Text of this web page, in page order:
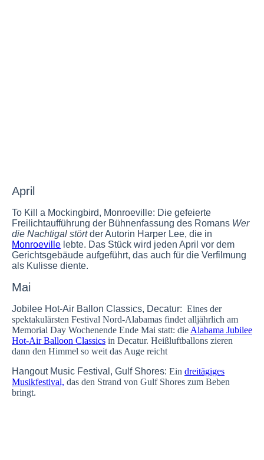
April
To Kill a Mockingbird, Monroeville: Die gefeierte
Freilichtaufführung der Bühnenfassung des Romans Wer
die Nachtigal störtder Autorin Harper Lee, die in
Monroeville lebte. Das Stück wird jeden April vor dem
Gerichtsgebäude aufgeführt, das auch für die Verfilmung
als Kulisse diente.
Mai
Jobilee Hot-Air Ballon Classics, Decatur: Eines der
spektakulärsten Festival Nord-Alabamas findet alljährlich am
Memorial Day Wochenende Ende Mai statt: die Alabama Jubilee
Hot-Air Balloon Classics in Decatur. Heißluftballons zieren
dann den Himmel so weit das Auge reicht
Hangout Music Festival, Gulf Shores: Ein dreitägiges
Musikfestival, das den Strand von Gulf Shores zum Beben
bringt.